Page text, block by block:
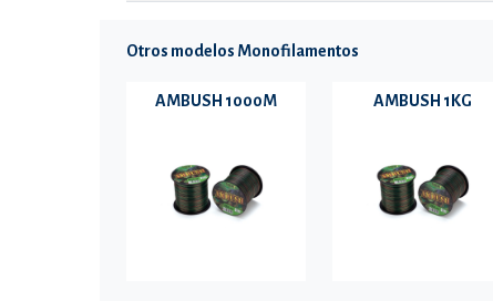
Otros modelos Monofilamentos
AMBUSH 1000M AMBUSH 1KG